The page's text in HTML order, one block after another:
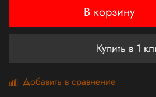
В корзину
Купить в 1
Добавить в сравнение